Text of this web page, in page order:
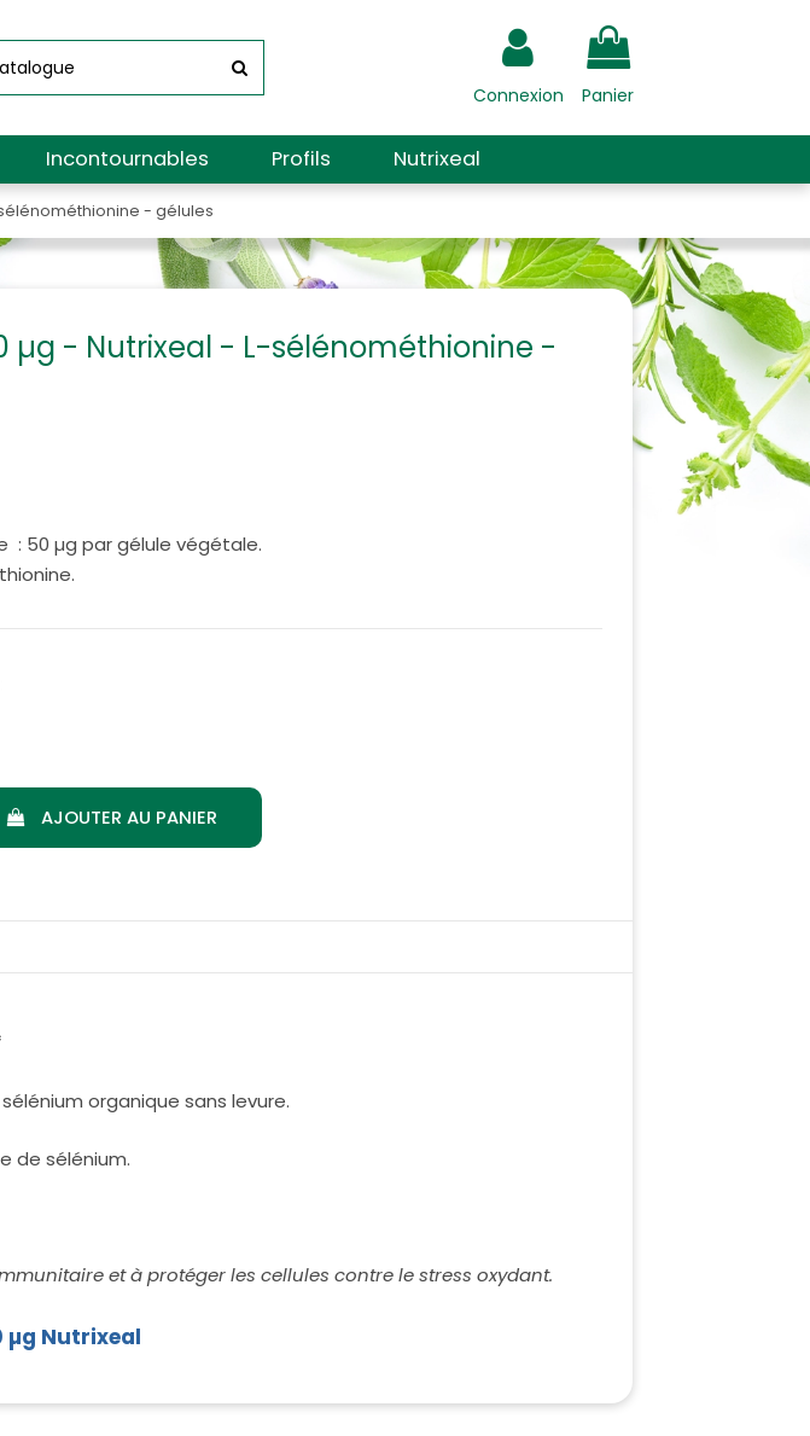
Connexion Panier
Incontournables Profils Nutrixeal
- gélules
µg - Nutrixeal - L-sélénométhionine -
: 50 µg par gélule végétale.
AJOUTER AU PANIER
organique sans levure.
de sélénium.
et à protéger les cellules contre le stress oxydant.
µg Nutrixeal